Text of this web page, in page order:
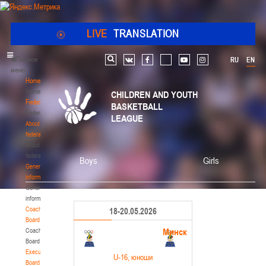
LIVE TRANSLATION
Главное
меню
Home
Home
Federation
Federation
About
federation
About
federation
General
information
General
information
Coaching
Board
Coaching
Board
Executive
Board
RU EN
Search vk facebook youtube instagram
CHILDREN AND YOUTH
BASKETBALL
LEAGUE
Boys Girls
18-20.05.2026
Минск
U-16 , юноши